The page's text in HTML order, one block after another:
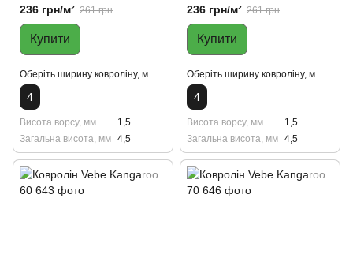
236 грн/м² 261 грн
Купити
Оберіть ширину ковроліну, м
4
Висота ворсу, мм
1,5
Загальна висота, мм 4,5
236 грн/м² 261 грн
Купити
Оберіть ширину ковроліну, м
4
Висота ворсу, мм
1,5
Загальна висота, мм 4,5